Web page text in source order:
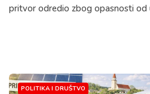
pritvor odredio zbog opasnosti od
POLITIKA I DRUŠTVO